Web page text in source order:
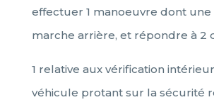
effectuer 1 manoeuvre dont une
marche arrière, et répondre à 2
1 relative aux vérification
véhicule protant sur la sécurité